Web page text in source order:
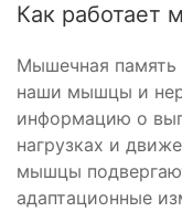
Как работает
Мышечная память
наши мышцы и
информацию о
нагрузках и
мышцы
адаптационные